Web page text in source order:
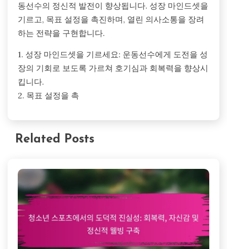
동선수의 정신적 발전이 향상됩니다. 성장 마인드셋을
기르고, 목표 설정을 촉진하며, 열린 의사소통을 장려
하는 전략을 구현합니다.
1. 성장 마인드셋을 기르세요: 운동선수에게 도전을 성
장의 기회로 보도록 가르쳐 호기심과 회복력을 향상시
킵니다.
2. 목표 설정을 촉
Related Posts